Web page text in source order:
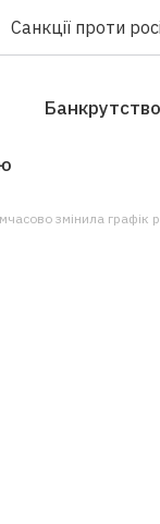
Санкції проти
Банкрутство
змінила графік